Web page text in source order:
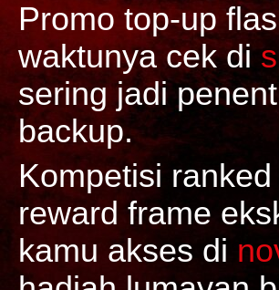
Promo top-up
waktunya cek di
sering jadi
backup.
Kompetisi
reward frame
kamu akses di